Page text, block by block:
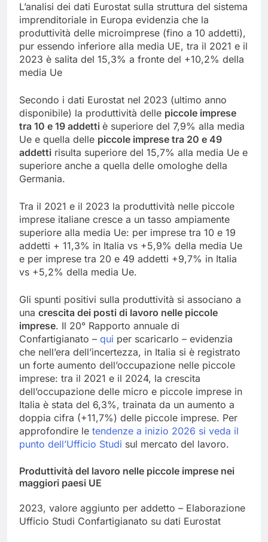
L’analisi dei dati Eurostat sulla struttura del sistema
imprenditoriale in Europa evidenzia che la
produttività delle microimprese (fino a 10 addetti),
pur essendo inferiore alla media UE, tra il 2021 e il
2023 è salita del 15,3% a fronte del +10,2% della
media Ue
Secondo i dati Eurostat nel 2023 (ultimo anno
disponibile) la produttività delle piccole imprese
tra 10 e 19 addetti è superiore del 7,9% alla media
Ue e quella delle piccole imprese tra 20 e 49
addetti risulta superiore del 15,7% alla media Ue e
superiore anche a quella delle omologhe della
Germania.
Tra il 2021 e il 2023 la produttività nelle piccole
imprese italiane cresce a un tasso ampiamente
superiore alla media Ue: per imprese tra 10 e 19
addetti + 11,3% in Italia vs +5,9% della media Ue
e per imprese tra 20 e 49 addetti +9,7% in Italia
vs +5,2% della media Ue.
Gli spunti positivi sulla produttività si associano a
una crescita dei posti di lavoro nelle piccole
imprese. Il 20° Rapporto annuale di
Confartigianato – qui per scaricarlo – evidenzia
che nell’era dell’incertezza, in Italia si è registrato
un forte aumento dell’occupazione nelle piccole
imprese: tra il 2021 e il 2024, la crescita
dell’occupazione delle micro e piccole imprese in
Italia è stata del 6,3%, trainata da un aumento a
doppia cifra (+11,7%) delle piccole imprese. Per
approfondire le tendenze a inizio 2026 si veda il
punto dell’Ufficio Studi sul mercato del lavoro.
Produttività del lavoro nelle piccole imprese nei
maggiori paesi UE
2023, valore aggiunto per addetto – Elaborazione
Ufficio Studi Confartigianato su dati Eurostat